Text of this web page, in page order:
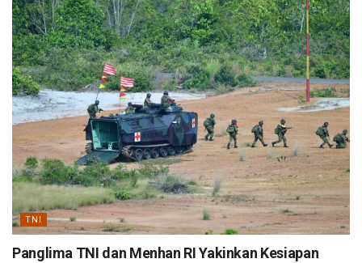
TNI
Panglima TNI dan Menhan RI Yakinkan Kesiapan